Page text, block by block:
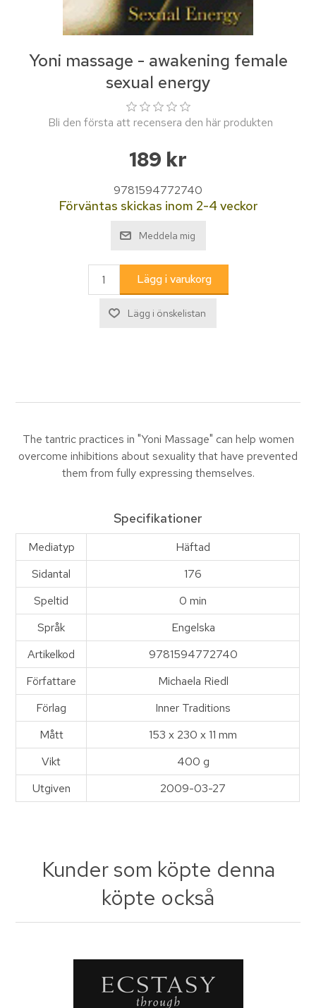
Yoni massage - awakening female
sexual energy
Bli den första att recensera den här produkten
189 kr
9781594772740
Förväntas skickas inom 2-4 veckor
The tantric practices in "Yoni Massage" can help women
overcome inhibitions about sexuality that have prevented
them from fully expressing themselves.
Specifikationer
Mediatyp
Häftad
Sidantal
176
Speltid
0 min
Språk
Engelska
Artikelkod
9781594772740
Författare
Michaela Riedl
Förlag
Inner Traditions
Mått
153 x 230 x 11 mm
Vikt
400 g
Utgiven
2009-03-27
Kunder som köpte denna
köpte också